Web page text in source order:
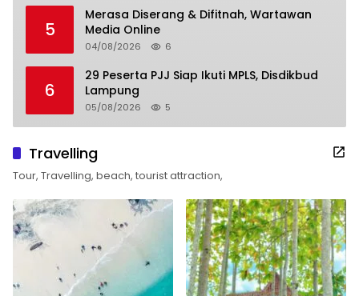
5
Merasa Diserang & Difitnah, Wartawan
Media Online
04/08/2026 6
6
29 Peserta PJJ Siap Ikuti MPLS, Disdikbud
Lampung
05/08/2026 5
Travelling
Tour, Travelling, beach, tourist attraction,